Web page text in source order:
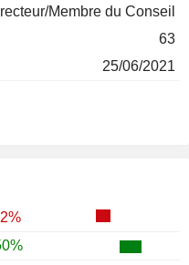
Membre du Conseil
63
25/06/2021